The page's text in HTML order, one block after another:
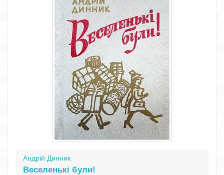
Андрій Динник
Веселенькі були!